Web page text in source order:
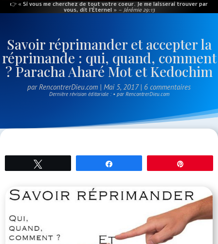
👉 « Si vous me cherchez de tout votre coeur. Je me laisserai trouver par
vous, dit l’Éternel » – Jérémie 29:13
Savoir réprimander et accepter la
réprimande : qui, quand, comment
? Paracha Aharé Mot et Kedochim
parRencontrerDieu.com | Mai 5, 2017| 6 commentaires
Dernière révision éditoriale : • par RencontrerDieu.com